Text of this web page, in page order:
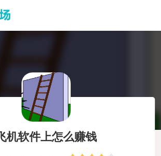
飞机软件上怎么赚钱